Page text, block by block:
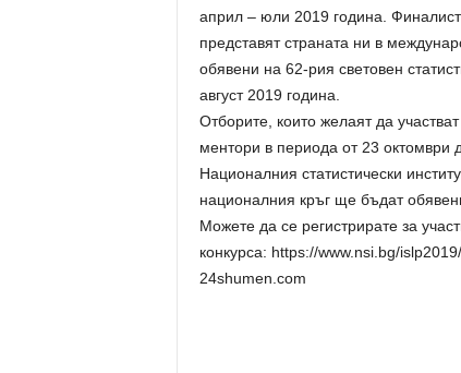
април – юли 2019 година.
представят страната ни в
обявени на 62-рия световен
август 2019 година.
Отборите, които желаят да
ментори в периода от 23 октомври
Националния статистически
националния кръг ще бъдат
Можете да се регистрирате за
конкурса: https://www.nsi.bg/islp2019/
24shumen.com